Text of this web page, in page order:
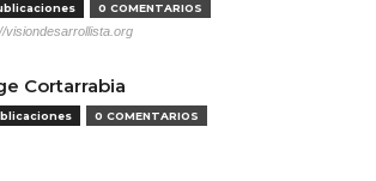
0 COMENTARIOS
visiondesarrollista.org
Cortarrabia
0 COMENTARIOS